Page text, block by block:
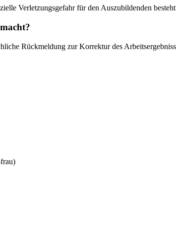
Verletzungsgefahr für den Auszubildenden
Rückmeldung zur Korrektur des